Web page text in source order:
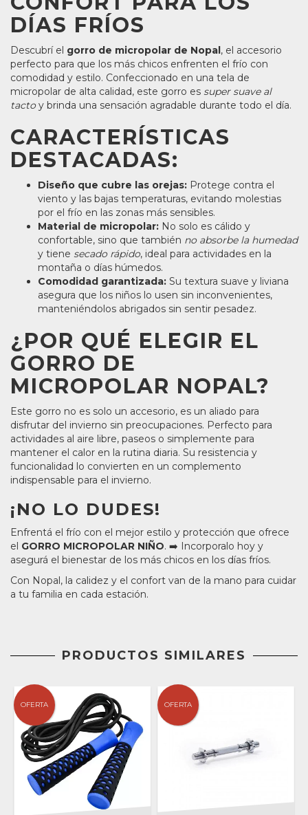
DÍAS FRÍOS
Descubrí el gorro de micropolar de Nopal, el accesorio
perfecto para que los más chicos enfrenten el frío con
comodidad y estilo. Confeccionado en una tela de
micropolar de alta calidad, este gorro es super suave al
tactoy brinda una sensación agradable durante todo el día.
CARACTERÍSTICAS
DESTACADAS:
Diseño que cubre las orejas: Protege contra el
viento y las bajas temperaturas, evitando molestias
por el frío en las zonas más sensibles.
Material de micropolar: No solo es cálido y
confortable, sino que también no absorbe la humedad
y tiene secado rápido, ideal para actividades en la
montaña o días húmedos.
Comodidad garantizada: Su textura suave y liviana
asegura que los niños lo usen sin inconvenientes,
manteniéndolos abrigados sin sentir pesadez.
¿POR QUÉ ELEGIR EL
GORRO DE
MICROPOLAR NOPAL?
Este gorro no es solo un accesorio, es un aliado para
disfrutar del invierno sin preocupaciones. Perfecto para
actividades al aire libre, paseos o simplemente para
mantener el calor en la rutina diaria. Su resistencia y
funcionalidad lo convierten en un complemento
indispensable para el invierno.
¡NO LO DUDES!
Enfrentá el frío con el mejor estilo y protección que ofrece
el GORRO MICROPOLAR NIÑO. ➡️ Incorporalo hoy y
asegurá el bienestar de los más chicos en los días fríos.
Con Nopal, la calidez y el confort van de la mano para cuidar
a tu familia en cada estación.
PRODUCTOS SIMILARES
OFERTA OFERTA